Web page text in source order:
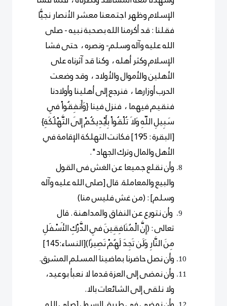
الإسلام وظهر اجتمعنا معشر الأنصار نجيًّا
فقلنا : قد أكرمنا الله بصحبة نبيه - صلى
الله عليه وآله وسلم- ونصره ، حتى فشا
الإسلام وكثر أهله ، وكنا قد آثرناه على
الأهلين والأموال والأولاد ، وقد وضعت
الحرب أوزارها ، فنرجع إلى أهلينا وأولادنا
فنقيم فيهما ، فنزل فينا {وَأَنفِقُواْ فِي
سَبِيلِ اللّهِ وَلاَ تُلْقُواْ بِأَيْدِيكُمْ إِلَى التَّهْلُكَةِ}
[البقرة : 195] فكانت التهلكة الإقامة في
الأهل والمال وترك الجهاد".
وأن نقلع جميعا عن الغش فى القول
والبيع والمعاملة. قال [صلى الله عليه وآله
وسلم] : (من غش فليس منا)
وأن نتورع عن النفاق والمداهنة . قال
تعالى : (إِنَّ الْمُنَافِقِينَ فِي الدَّرْكِ الأَسْفَلِ
مِنَ النَّارِ وَلَن تَجِدَ لَهُمْ نَصِيرًا)[النساء:145]
وأن نصل حاضرنا بماضينا المسلم المشرق.
وأن نمضى إلى العزة قدما لا نعبأ بوعيد،
ولا نلقى إلى الشائعات بالا.